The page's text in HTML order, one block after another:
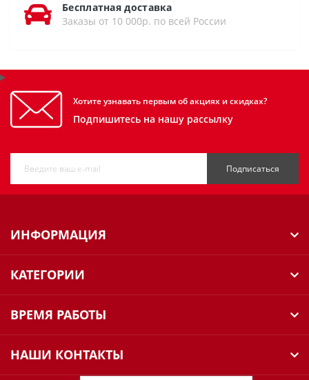
Бесплатная доставка
Заказы от 10 000р. по всей России
Хотите узнавать первым об акциях и скидках?
Подпишитесь на нашу рассылку
Подписаться
ИНФОРМАЦИЯ
КАТЕГОРИИ
ВРЕМЯ РАБОТЫ
НАШИ КОНТАКТЫ